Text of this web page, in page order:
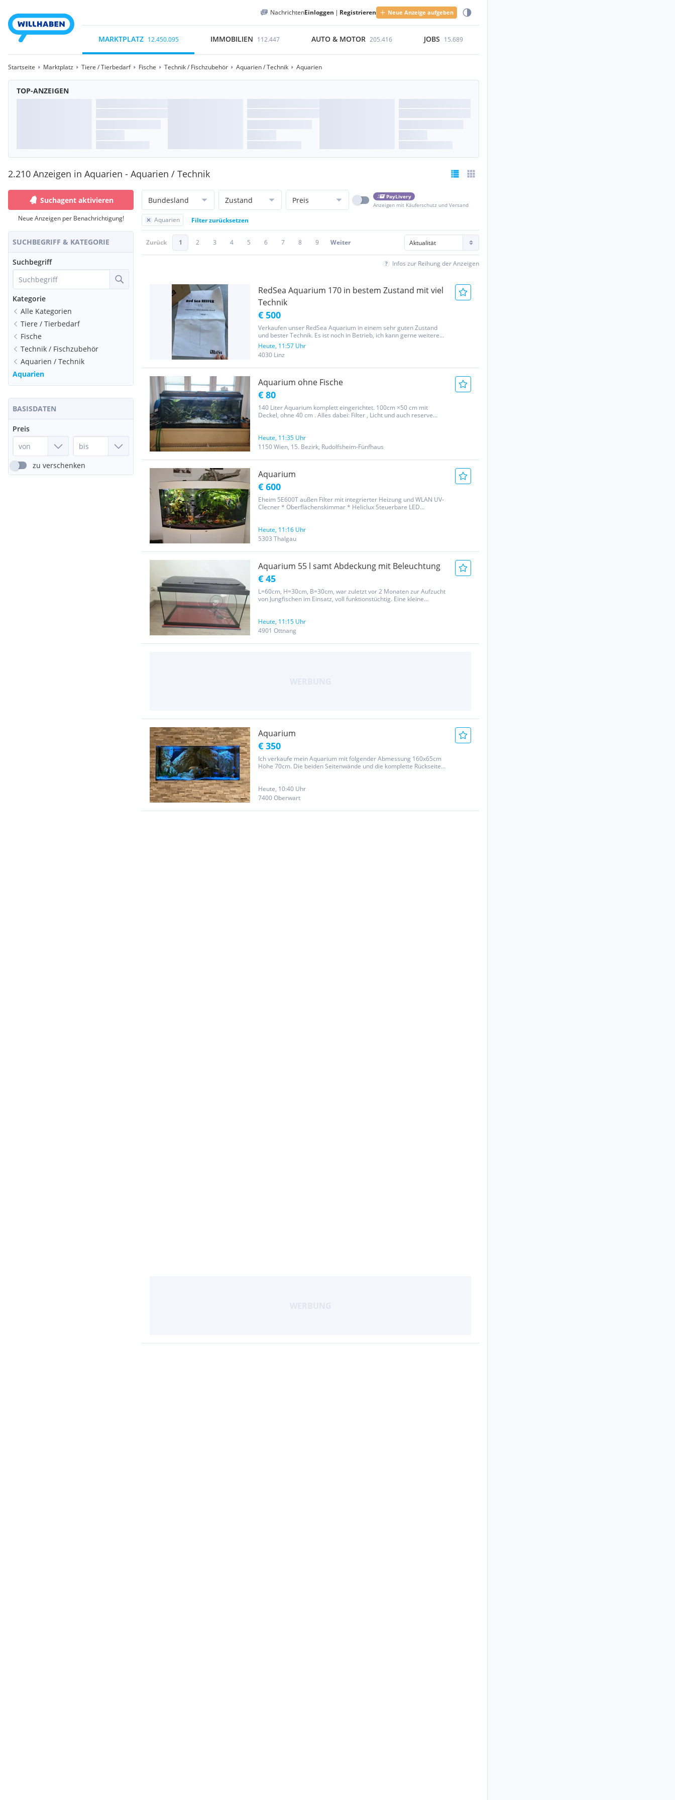
NachrichtenEinloggen | Registrieren Neue Anzeige aufgeben
MARKTPLATZ 12.450.095 IMMOBILIEN 112.447 AUTO & MOTOR 205.416 JOBS 15.689
Startseite Marktplatz Tiere / Tierbedarf Fische Technik / Fischzubehör Aquarien / Technik Aquarien
TOP-ANZEIGEN
2.210 Anzeigen in Aquarien - Aquarien / Technik
Suchagent aktivieren
Neue Anzeigen per Benachrichtigung!
SUCHBEGRIFF & KATEGORIE
Suchbegriff
Kategorie
Alle Kategorien
Tiere / Tierbedarf
Fische
Technik / Fischzubehör
Aquarien / Technik
Aquarien
BASISDATEN
Preis
zu verschenken
Bundesland Zustand Preis
PayLivery
Anzeigen mit Käuferschutz und Versand
Aquarien Filter zurücksetzen
Zurück 1 2 3 4 5 6 7 8 9 Weiter
Infos zur Reihung der Anzeigen
RedSea Aquarium 170 in bestem Zustand mit viel
Technik
€ 500
Verkaufen unser RedSea Aquarium in einem sehr guten Zustand
und bester Technik. Es ist noch in Betrieb, ich kann gerne weitere
Fotos wenn gewünscht senden oder einfach direkt ansehen
Heute, 11:57 Uhr
4030 Linz
Aquarium ohne Fische
€ 80
140 Liter Aquarium komplett eingerichtet. 100cm ×50 cm mit
Deckel, ohne 40 cm . Alles dabei: Filter , Licht und auch reserve
Heute, 11:35 Uhr
1150 Wien, 15. Bezirk, Rudolfsheim-Fünfhaus
Aquarium
€ 600
Eheim 5E600T außen Filter mit integrierter Heizung und WLAN UV-
Clecner * Oberflächenskimmar * Heliclux Steuerbare LED
Heute, 11:16 Uhr
5303 Thalgau
Aquarium 55 l samt Abdeckung mit Beleuchtung
€ 45
L=60cm, H=30cm, B=30cm, war zuletzt vor 2 Monaten zur Aufzucht
von Jungfischen im Einsatz, voll funktionstüchtig. Eine kleine
ausgeschlossen.
Heute, 11:15 Uhr
4901 Ottnang
Aquarium
€ 350
Ich verkaufe mein Aquarium mit folgender Abmessung 160x65cm
Höhe 70cm. Die beiden Seitenwände und die komplette Rückseite
Heute, 10:40 Uhr
7400 Oberwart